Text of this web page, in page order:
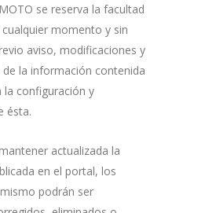
se reserva la facultad
momento y sin
aviso, modificaciones y
de la información contenida
la configuración y
ésta.
actualizada la
en el portal, los
podrán ser